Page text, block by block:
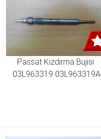
Passat Kızdırma Bujisi
03L963319 03L963319A